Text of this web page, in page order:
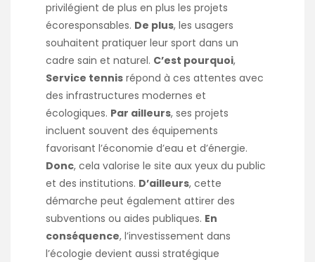
privilégient de plus en plus les projets
écoresponsables. De plus, les usagers
souhaitent pratiquer leur sport dans un
cadre sain et naturel. C’est pourquoi,
Service tennis répond à ces attentes avec
des infrastructures modernes et
écologiques. Par ailleurs, ses projets
incluent souvent des équipements
favorisant l’économie d’eau et d’énergie.
Donc, cela valorise le site aux yeux du public
et des institutions. D’ailleurs, cette
démarche peut également attirer des
subventions ou aides publiques. En
conséquence, l’investissement dans
l’écologie devient aussi stratégique